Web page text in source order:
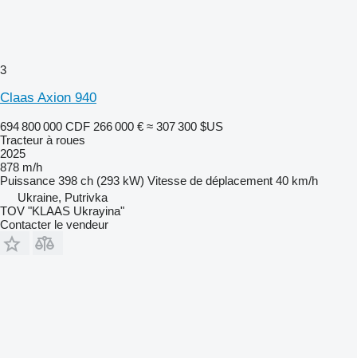
3
Claas Axion 940
694 800 000 CDF 266 000 € ≈ 307 300 $US
Tracteur à roues
2025
878 m/h
Puissance 398 ch (293 kW) Vitesse de déplacement 40 km/h
Ukraine, Putrivka
TOV "KLAAS Ukrayina"
Contacter le vendeur